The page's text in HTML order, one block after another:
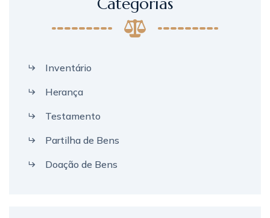
Inventário
Herança
Testamento
Partilha de Bens
Doação de Bens